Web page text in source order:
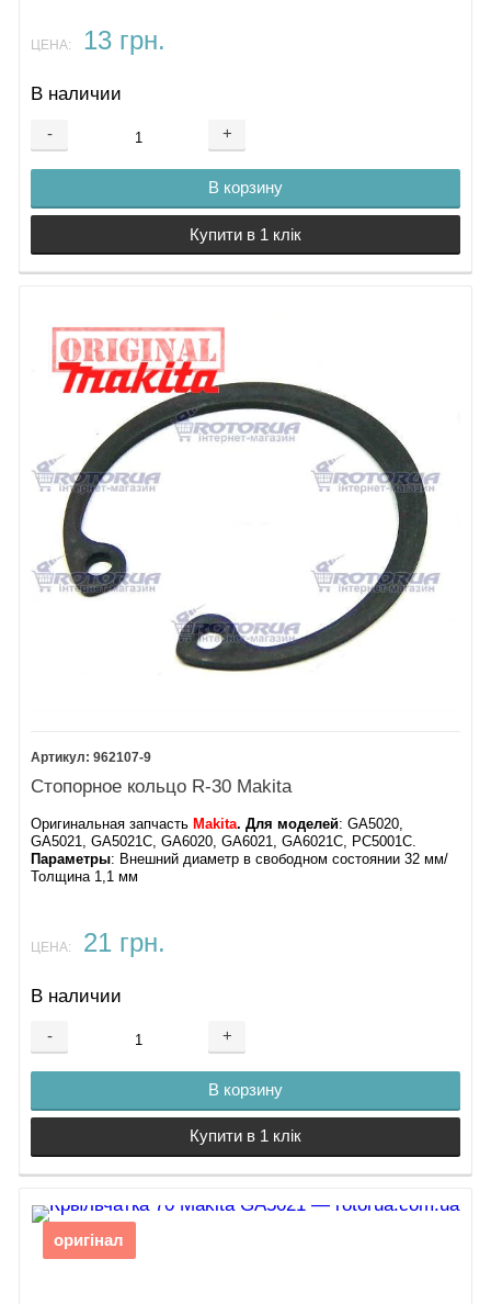
ЦЕНА: 13 грн.
В наличии
- +
В корзину
Купити в 1 клік
962107-9
Стопорное кольцо R-30 Makita
Оригинальная запчасть Makita. Для моделей: GA5020,
GA5021, GA5021C, GA6020, GA6021, GA6021C, PC5001C.
Параметры: Внешний диаметр в свободном состоянии 32 мм/
Толщина 1,1 мм
ЦЕНА: 21 грн.
В наличии
- +
В корзину
Купити в 1 клік
оригінал